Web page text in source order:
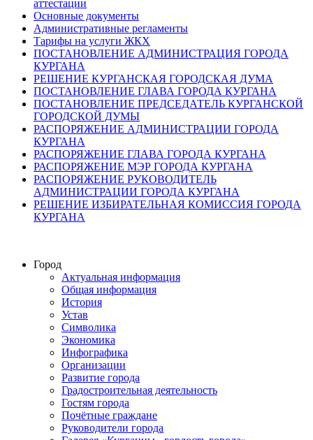
аттестации
Основные документы
Административные регламенты
Тарифы на услуги ЖКХ
ПОСТАНОВЛЕНИЕ АДМИНИСТРАЦИЯ ГОРОДА
КУРГАНА
РЕШЕНИЕ КУРГАНСКАЯ ГОРОДСКАЯ ДУМА
ПОСТАНОВЛЕНИЕ ГЛАВА ГОРОДА КУРГАНА
ПОСТАНОВЛЕНИЕ ПРЕДСЕДАТЕЛЬ КУРГАНСКОЙ
ГОРОДСКОЙ ДУМЫ
РАСПОРЯЖЕНИЕ АДМИНИСТРАЦИИ ГОРОДА
КУРГАНА
РАСПОРЯЖЕНИЕ ГЛАВА ГОРОДА КУРГАНА
РАСПОРЯЖЕНИЕ МЭР ГОРОДА КУРГАНА
РАСПОРЯЖЕНИЕ РУКОВОДИТЕЛЬ
АДМИНИСТРАЦИИ ГОРОДА КУРГАНА
РЕШЕНИЕ ИЗБИРАТЕЛЬНАЯ КОМИССИЯ ГОРОДА
КУРГАНА
Город
Актуальная информация
Общая информация
История
Устав
Символика
Экономика
Инфографика
Организации
Развитие города
Градостроительная деятельность
Гостям города
Почётные граждане
Руководители города